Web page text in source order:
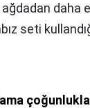
ağdadan
seti